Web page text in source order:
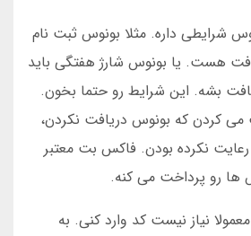
شرایطی داره. مثلا بونوس ثبت نام
هست. یا بونوس شارژ هفتگی باید
بشه. این شرایط رو حتما بخون.
می کردن که بونوس دریافت نکردن،
نکرده بودن. فاکس بت معتبر
رو پرداخت می کنه.
نیاز نیست کد وارد کنی. به